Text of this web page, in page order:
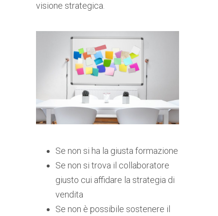
visione strategica.
Se non si ha la giusta formazione
Se non si trova il collaboratore
giusto cui affidare la strategia di
vendita
Se non è possibile sostenere il